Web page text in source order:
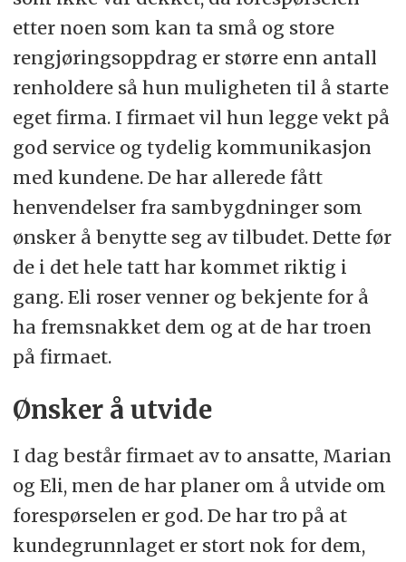
etter noen som kan ta små og store
rengjøringsoppdrag er større enn antall
renholdere så hun muligheten til å starte
eget firma. I firmaet vil hun legge vekt på
god service og tydelig kommunikasjon
med kundene. De har allerede fått
henvendelser fra sambygdninger som
ønsker å benytte seg av tilbudet. Dette før
de i det hele tatt har kommet riktig i
gang. Eli roser venner og bekjente for å
ha fremsnakket dem og at de har troen
på firmaet.
Ønsker å utvide
I dag består firmaet av to ansatte, Marian
og Eli, men de har planer om å utvide om
forespørselen er god. De har tro på at
kundegrunnlaget er stort nok for dem,